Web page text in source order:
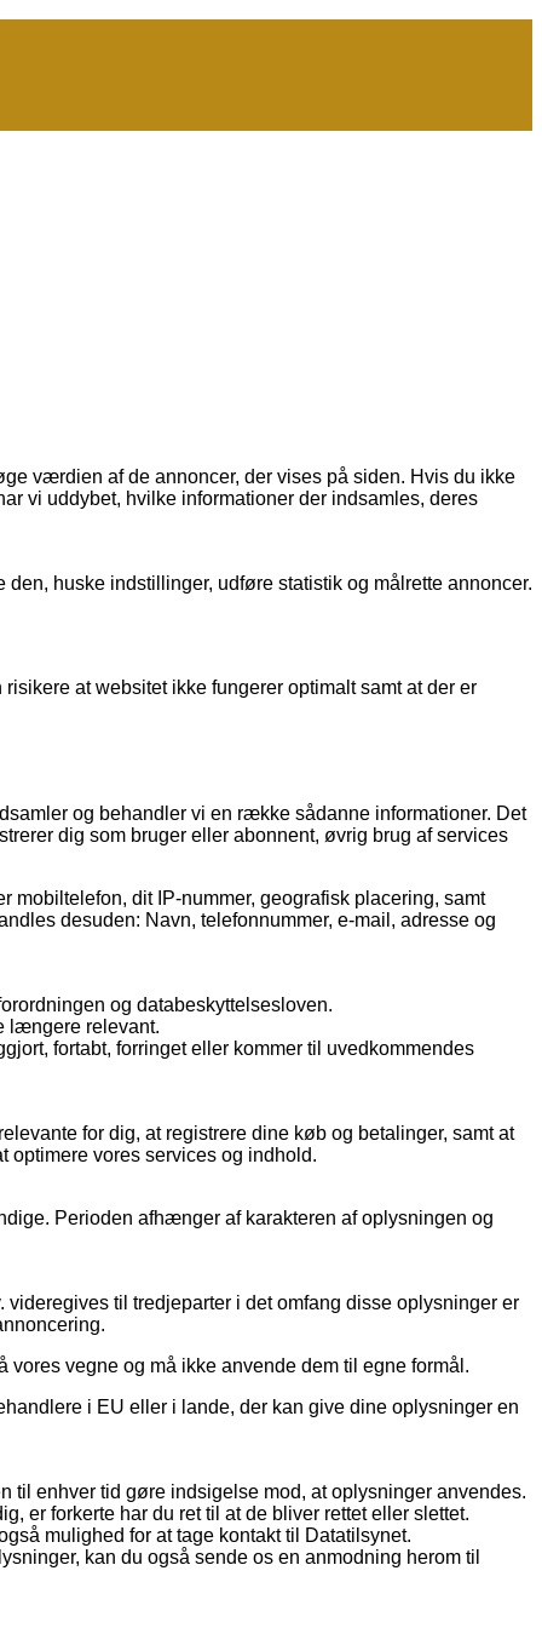
værdien af de annoncer, der vises på siden. Hvis du ikke
vi uddybet, hvilke informationer der indsamles, deres
huske indstillinger, udføre statistik og målrette annoncer.
at websitet ikke fungerer optimalt samt at der er
og behandler vi en række sådanne informationer. Det
dig som bruger eller abonnent, øvrig brug af services
mobiltelefon, dit IP-nummer, geografisk placering, samt
desuden: Navn, telefonnummer, e-mail, adresse og
og databeskyttelsesloven.
længere relevant.
fortabt, forringet eller kommer til uvedkommendes
for dig, at registrere dine køb og betalinger, samt at
optimere vores services og indhold.
Perioden afhænger af karakteren af oplysningen og
til tredjeparter i det omfang disse oplysninger er
vegne og må ikke anvende dem til egne formål.
i EU eller i lande, der kan give dine oplysninger en
til enhver tid gøre indsigelse mod, at oplysninger anvendes.
er forkerte har du ret til at de bliver rettet eller slettet.
mulighed for at tage kontakt til Datatilsynet.
kan du også sende os en anmodning herom til